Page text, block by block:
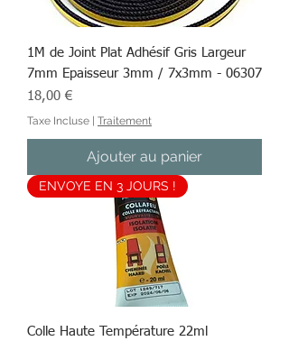
1M de Joint Plat Adhésif Gris Largeur
7mm Epaisseur 3mm / 7x3mm - 06307
Prix
18,00 €
Taxe Incluse | Traitement
Ajouter au panier
ENVOYE EN 3 JOURS !
Colle Haute Température 22ml